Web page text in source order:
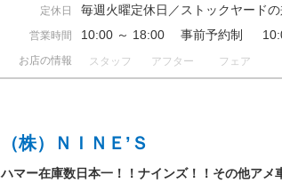
定休日 毎週火曜定休日／ストックヤード
営業時間 10:00 ～ 18:00 事前予約制
お店の情報 スタッフ アフター フェア
（株）ＮＩＮＥ’Ｓ
ハマー在庫数日本一！！ナインズ！！その他アメ